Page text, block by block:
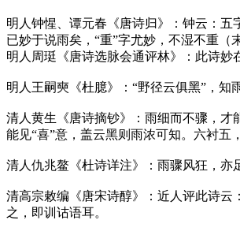
明人钟惺、谭元春《唐诗归》：钟云：五
已妙于说雨矣，“重”字尤妙，不湿不重（
明人周珽《唐诗选脉会通评林》：此诗妙
明人王嗣奭《杜臆》：“野径云俱黑”，
清人黄生《唐诗摘钞》：雨细而不骤，
能见“喜”意，盖云黑则雨浓可知。六衬五
清人仇兆鳌《杜诗详注》：雨骤风狂，亦
清高宗敕编《唐宋诗醇》：近人评此诗
之，即训诂语耳。